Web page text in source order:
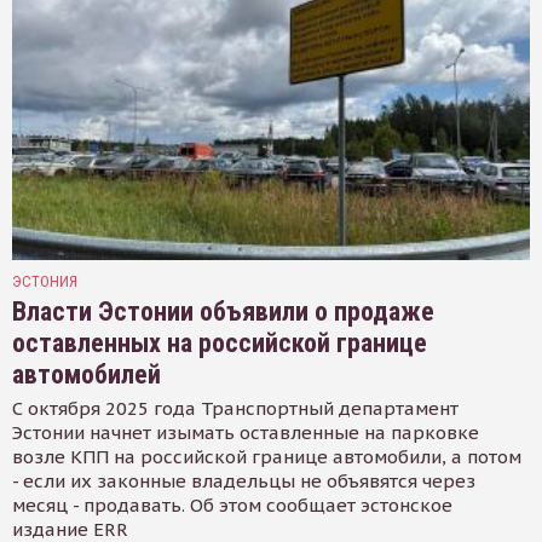
ЭСТОНИЯ
Власти Эстонии объявили о продаже
оставленных на российской границе
автомобилей
С октября 2025 года Транспортный департамент
Эстонии начнет изымать оставленные на парковке
возле КПП на российской границе автомобили, а потом
- если их законные владельцы не объявятся через
месяц - продавать. Об этом сообщает эстонское
издание ERR